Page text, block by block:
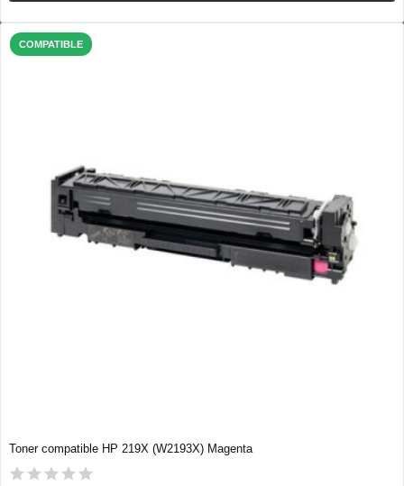
COMPATIBLE
Toner compatible HP 219X (W2193X) Magenta